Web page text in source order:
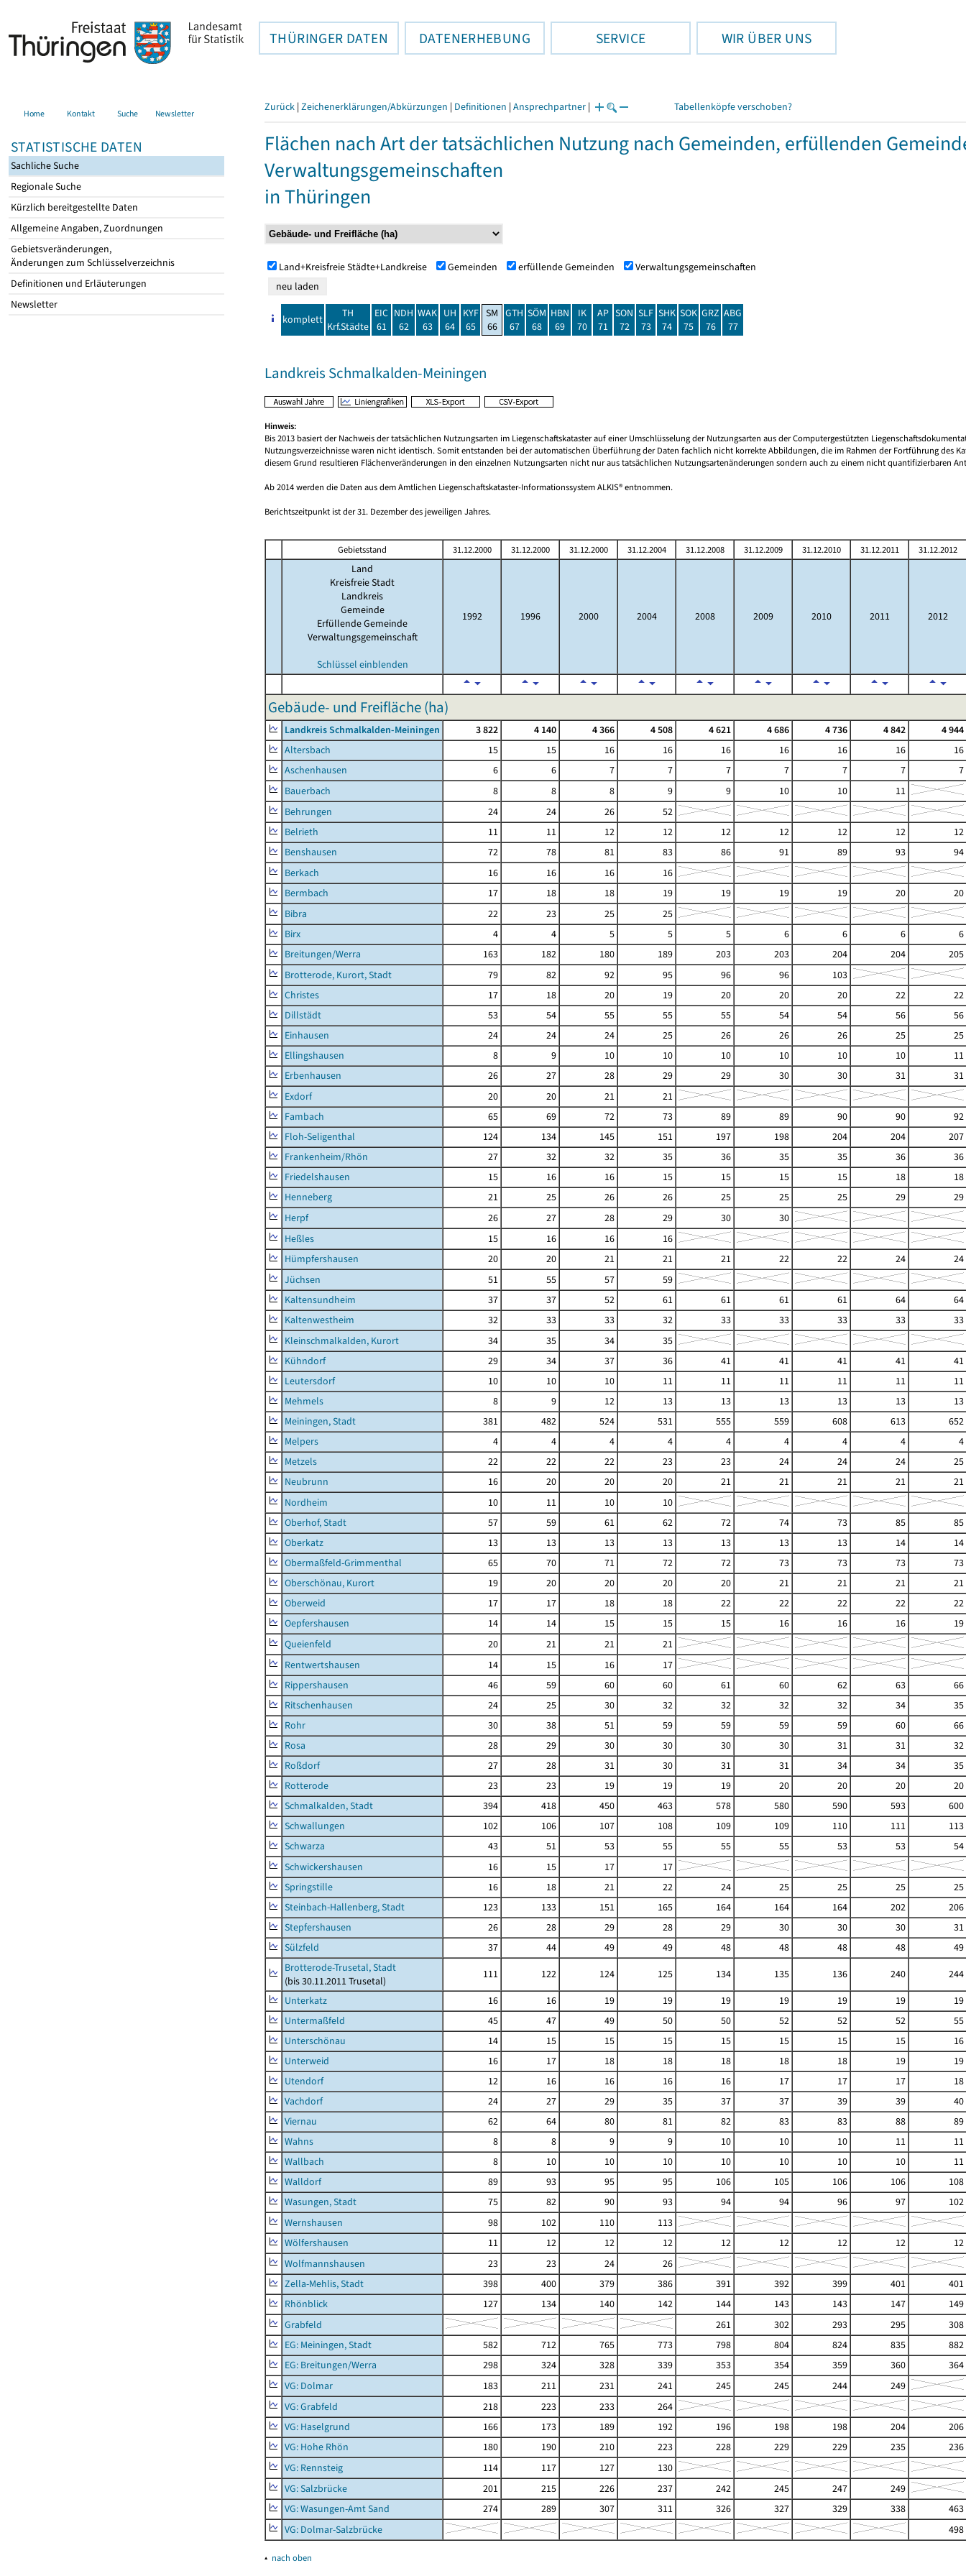
THÜRINGER DATEN DATENERHEBUNG SERVICE WIR ÜBER UNS
Home Kontakt Suche Newsletter
STATISTISCHE DATEN
Sachliche Suche
Regionale Suche
Kürzlich bereitgestellte Daten
Allgemeine Angaben, Zuordnungen
Gebietsveränderungen,
Änderungen zum Schlüsselverzeichnis
Definitionen und Erläuterungen
Newsletter
Zurück | Zeichenerklärungen/Abkürzungen | Definitionen | Ansprechpartner | Tabellenköpfe verschoben?
Flächen nach Art der tatsächlichen Nutzung nach Gemeinden, erfüllenden
Verwaltungsgemeinschaften
in Thüringen
Land+Kreisfreie Städte+Landkreise Gemeinden erfüllende Gemeinden Verwaltungsgemeinschaften
komplett
TH
Krf.Städte
EIC
61
NDH
62
WAK
63
UH
64
KYF
65
SM
66
GTH
67
SÖM
68
HBN
69
IK
70
AP
71
SON
72
SLF
73
SHK
74
SOK
75
GRZ
76
ABG
77
Landkreis Schmalkalden-Meiningen
Hinweis:
Bis 2013 basiert der Nachweis der tatsächlichen Nutzungsarten im Liegenschaftskataster auf einer Umschlüsselung der Nutzungsarten aus der Computergestützten
Nutzungsverzeichnisse waren nicht identisch. Somit entstanden bei der automatischen Überführung der Daten fachlich nicht korrekte Abbildungen, die im Rahmen der Fortführung des
diesem Grund resultieren Flächenveränderungen in den einzelnen Nutzungsarten nicht nur aus tatsächlichen Nutzungsartenänderungen sondern auch zu einem nicht quantifizierbaren
Ab 2014 werden die Daten aus dem Amtlichen Liegenschaftskataster-Informationssystem ALKIS® entnommen.
Berichtszeitpunkt ist der 31. Dezember des jeweiligen Jahres.
Gebietsstand 31.12.2000 31.12.2000 31.12.2000 31.12.2004 31.12.2008 31.12.2009 31.12.2010 31.12.2011 31.12.2012
Land
Kreisfreie Stadt
Landkreis
Gemeinde
Erfüllende Gemeinde
Verwaltungsgemeinschaft
Schlüssel einblenden
1992 1996 2000 2004 2008 2009 2010 2011 2012
Gebäude- und Freifläche (ha)
Landkreis Schmalkalden-Meiningen 3 822 4 140 4 366 4 508 4 621 4 686 4 736 4 842
4 944
Altersbach
15 15 16 16 16 16 16 16
16
Aschenhausen
6 6 7 7 7 7 7 7
7
Bauerbach
8 8 8 9 9 10 10
11
Behrungen
24 24 26
52
Belrieth
11 11 12 12 12 12 12 12
12
Benshausen
72 78 81 83 86 91 89 93
94
Berkach
16 16 16
16
Bermbach
17 18 18 19 19 19 19 20
20
Bibra
22 23 25
25
Birx
4 4 5 5 5 6 6 6
6
Breitungen/Werra
163 182 180 189 203 203 204 204
205
Brotterode, Kurort, Stadt
79 82 92 95 96 96
103
Christes
17 18 20 19 20 20 20 22
22
Dillstädt
53 54 55 55 55 54 54 56
56
Einhausen
24 24 24 25 26 26 26 25
25
Ellingshausen
8 9 10 10 10 10 10 10
11
Erbenhausen
26 27 28 29 29 30 30 31
31
Exdorf
20 20 21
21
Fambach
65 69 72 73 89 89 90 90
92
Floh-Seligenthal
124 134 145 151 197 198 204 204
207
Frankenheim/Rhön
27 32 32 35 36 35 35 36
36
Friedelshausen
15 16 16 15 15 15 15 18
18
Henneberg
21 25 26 26 25 25 25 29
29
Herpf
26 27 28 29 30
30
Heßles
15 16 16
16
Hümpfershausen
20 20 21 21 21 22 22 24
24
Jüchsen
51 55 57
59
Kaltensundheim
37 37 52 61 61 61 61 64
64
Kaltenwestheim
32 33 33 32 33 33 33 33
33
Kleinschmalkalden, Kurort
34 35 34
35
Kühndorf
29 34 37 36 41 41 41 41
41
Leutersdorf
10 10 10 11 11 11 11 11
11
Mehmels
8 9 12 13 13 13 13 13
13
Meiningen, Stadt
381 482 524 531 555 559 608 613
652
Melpers
4 4 4 4 4 4 4 4
4
Metzels
22 22 22 23 23 24 24 24
25
Neubrunn
16 20 20 20 21 21 21 21
21
Nordheim
10 11 10
10
Oberhof, Stadt
57 59 61 62 72 74 73 85
85
Oberkatz
13 13 13 13 13 13 13 14
14
Obermaßfeld-Grimmenthal
65 70 71 72 72 73 73 73
73
Oberschönau, Kurort
19 20 20 20 20 21 21 21
21
Oberweid
17 17 18 18 22 22 22 22
22
Oepfershausen
14 14 15 15 15 16 16 16
19
Queienfeld
20 21 21
21
Rentwertshausen
14 15 16
17
Rippershausen
46 59 60 60 61 60 62 63
66
Ritschenhausen
24 25 30 32 32 32 32 34
35
Rohr
30 38 51 59 59 59 59 60
66
Rosa
28 29 30 30 30 30 31 31
32
Roßdorf
27 28 31 30 31 31 34 34
35
Rotterode
23 23 19 19 19 20 20 20
20
Schmalkalden, Stadt
394 418 450 463 578 580 590 593
600
Schwallungen
102 106 107 108 109 109 110 111
113
Schwarza
43 51 53 55 55 55 53 53
54
Schwickershausen
16 15 17
17
Springstille
16 18 21 22 24 25 25 25
25
Steinbach-Hallenberg, Stadt
123 133 151 165 164 164 164 202
206
Stepfershausen
26 28 29 28 29 30 30 30
31
Sülzfeld
37 44 49 49 48 48 48 48
49
Brotterode-Trusetal, Stadt
(bis 30.11.2011 Trusetal)
111 122 124 125 134 135 136 240
244
Unterkatz
16 16 19 19 19 19 19 19
19
Untermaßfeld
45 47 49 50 50 52 52 52
55
Unterschönau
14 15 15 15 15 15 15 15
16
Unterweid
16 17 18 18 18 18 18 19
19
Utendorf
12 16 16 16 16 17 17 17
18
Vachdorf
24 27 29 35 37 37 39 39
40
Viernau
62 64 80 81 82 83 83 88
89
Wahns
8 8 9 9 10 10 10 11
11
Wallbach
8 10 10 10 10 10 10 10
11
Walldorf
89 93 95 95 106 105 106 106
108
Wasungen, Stadt
75 82 90 93 94 94 96 97
102
Wernshausen
98 102 110
113
Wölfershausen
11 12 12 12 12 12 12 12
12
Wolfmannshausen
23 23 24
26
Zella-Mehlis, Stadt
398 400 379 386 391 392 399 401
401
Rhönblick
127 134 140 142 144 143 143 147
149
Grabfeld
261 302 293 295
308
EG: Meiningen, Stadt
582 712 765 773 798 804 824 835
882
EG: Breitungen/Werra
298 324 328 339 353 354 359 360
364
VG: Dolmar
183 211 231 241 245 245 244
249
VG: Grabfeld
218 223 233
264
VG: Haselgrund
166 173 189 192 196 198 198 204
206
VG: Hohe Rhön
180 190 210 223 228 229 229 235
236
VG: Rennsteig
114 117 127
130
VG: Salzbrücke
201 215 226 237 242 245 247
249
VG: Wasungen-Amt Sand
274 289 307 311 326 327 329 338
463
VG: Dolmar-Salzbrücke
498
▴ nach oben